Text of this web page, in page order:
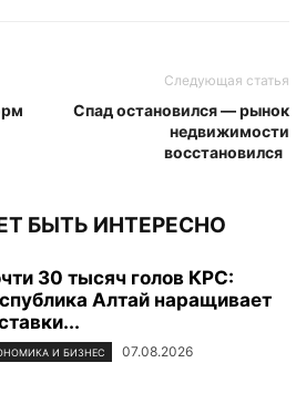
Следующая статья
Спад остановился — рынок
недвижимости
восстановился
БЫТЬ ИНТЕРЕСНО
30 тысяч голов КРС:
Алтай наращивает
И БИЗНЕС 07.08.2026